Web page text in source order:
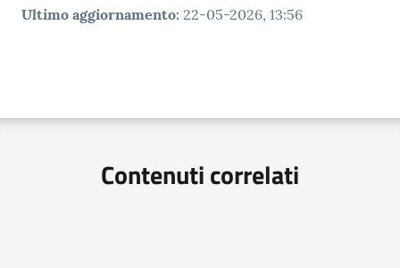
Ultimo aggiornamento: 22-05-2026, 13:56
Contenuti correlati